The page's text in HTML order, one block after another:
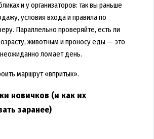
и у организаторов: так вы раньше
условия входа и правила по
Параллельно проверяйте, есть ли
животным и проносу еды — это
ломает день.
маршрут «впритык».
новичков (и как их
заранее)